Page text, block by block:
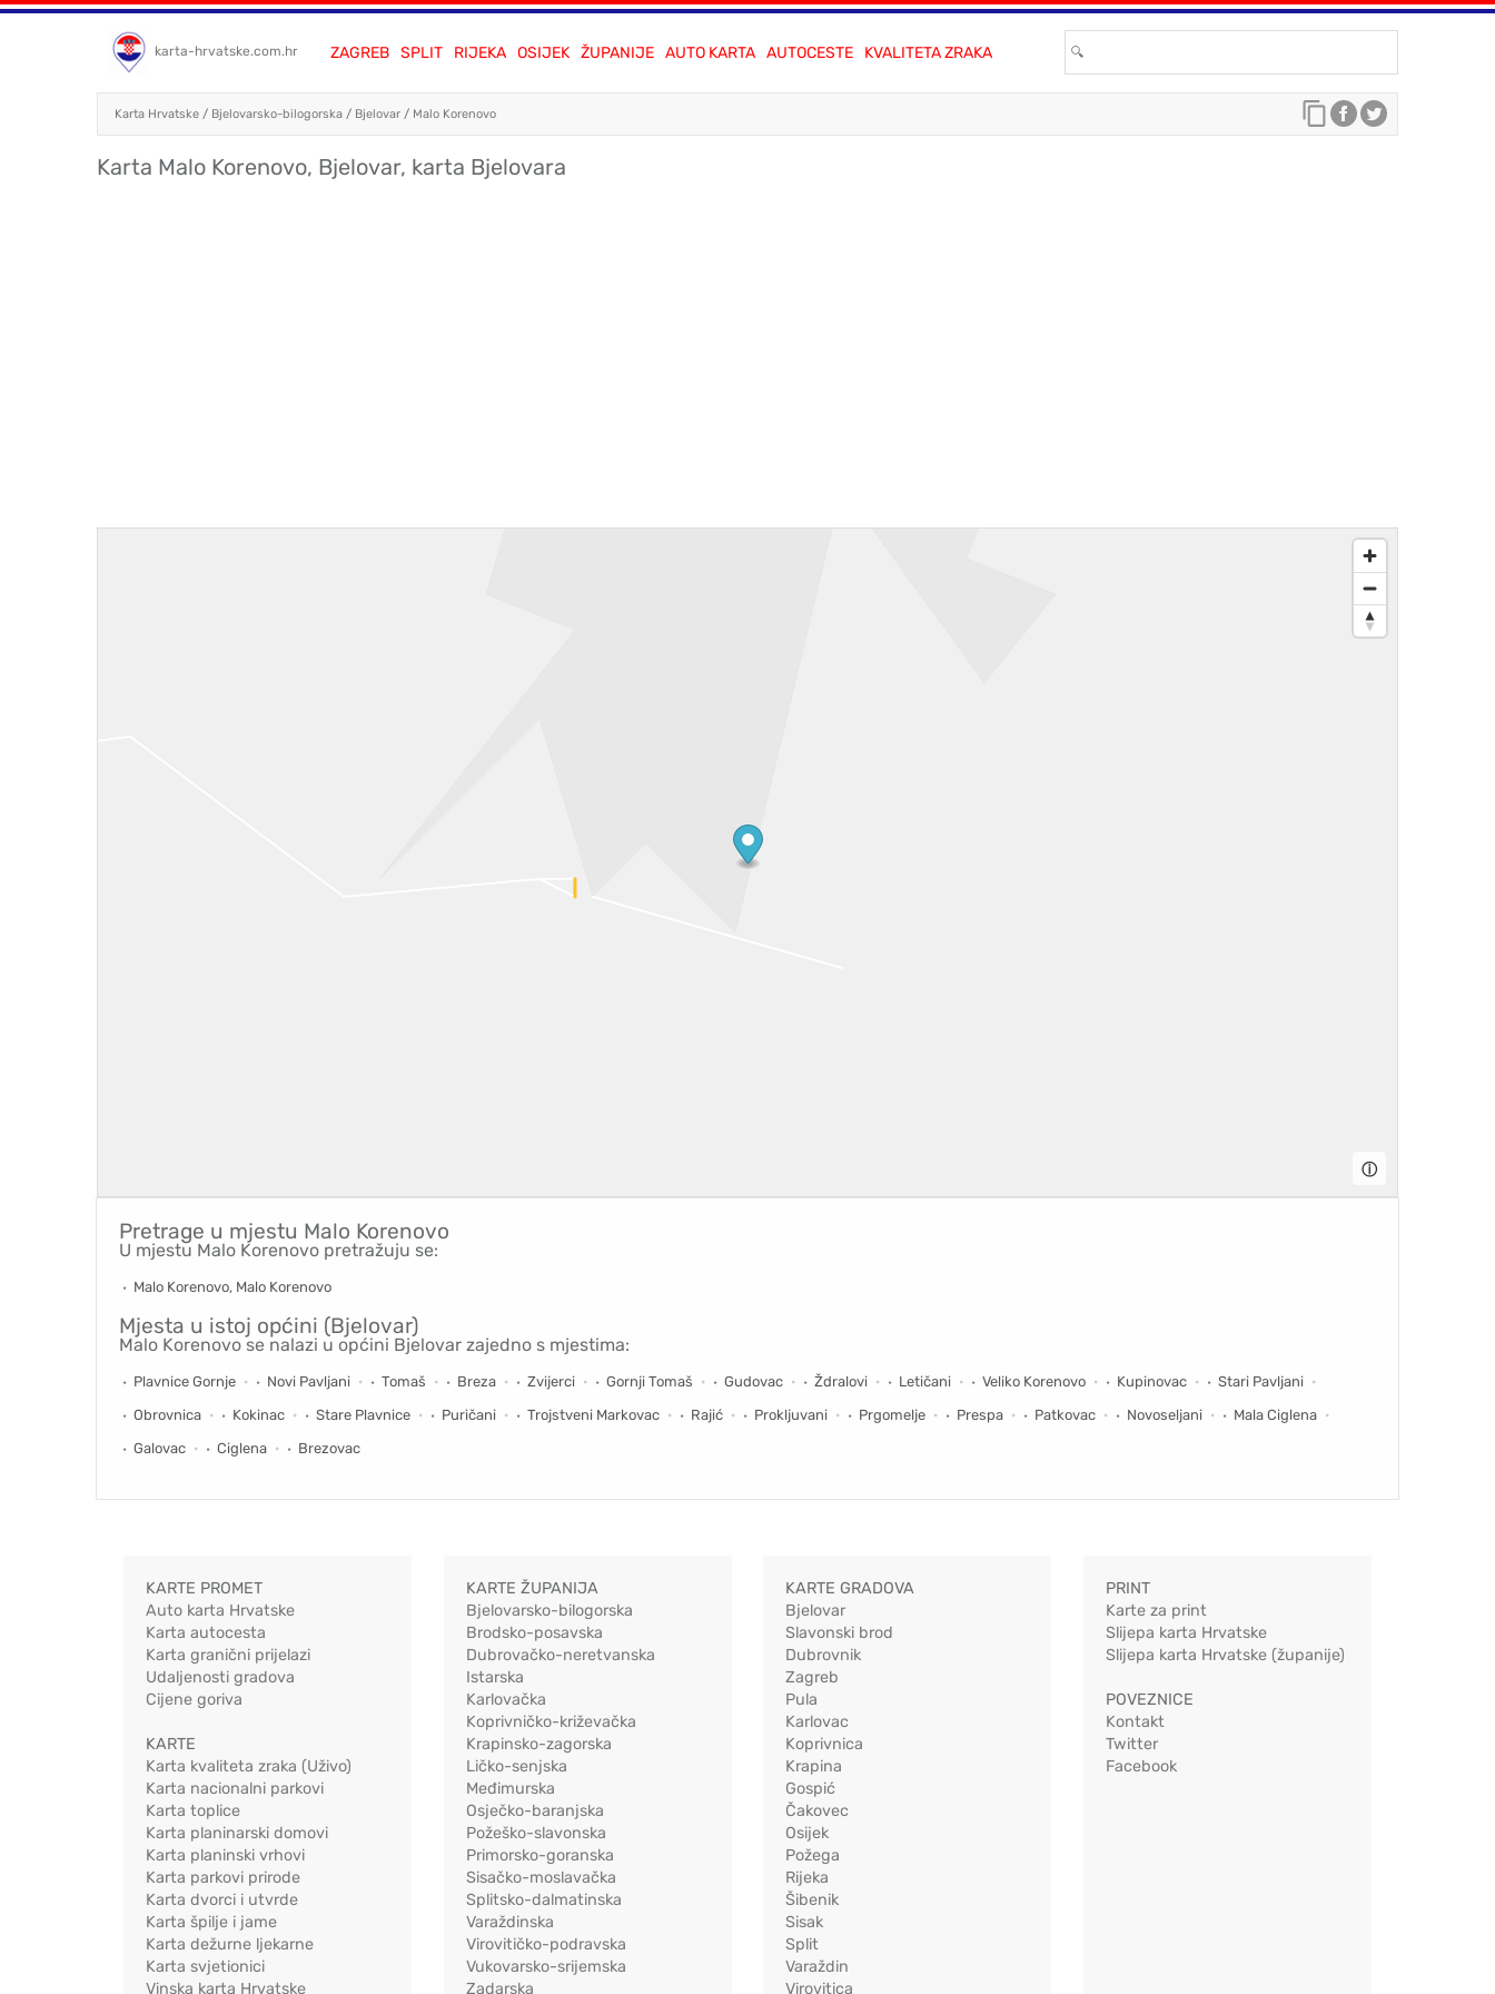
karta-hrvatske.com.hr ZAGREB SPLIT RIJEKA OSIJEK ŽUPANIJE AUTO KARTA AUTOCESTE KVALITETA ZRAKA
Karta Hrvatske / Bjelovarsko-bilogorska / Bjelovar / Malo Korenovo
Karta Malo Korenovo, Bjelovar, karta Bjelovara
ⓘ
Pretrage u mjestu Malo Korenovo
U mjestu Malo Korenovo pretražuju se:
Malo Korenovo, Malo Korenovo
Mjesta u istoj općini (Bjelovar)
Malo Korenovo se nalazi u općini Bjelovar zajedno s mjestima:
Plavnice Gornje Novi Pavljani Tomaš Breza Zvijerci Gornji Tomaš Gudovac Ždralovi Letičani Veliko Korenovo Kupinovac
Stari Pavljani
Obrovnica
Kokinac Stare Plavnice Puričani Trojstveni Markovac Rajić Prokljuvani Prgomelje Prespa Patkovac Novoseljani
Mala Ciglena
Galovac
Ciglena Brezovac
KARTE PROMET
Auto karta Hrvatske
Karta autocesta
Karta granični prijelazi
Udaljenosti gradova
Cijene goriva
KARTE
Karta kvaliteta zraka (Uživo)
Karta nacionalni parkovi
Karta toplice
Karta planinarski domovi
Karta planinski vrhovi
Karta parkovi prirode
Karta dvorci i utvrde
Karta špilje i jame
Karta dežurne ljekarne
Karta svjetionici
Vinska karta Hrvatske
KARTE ŽUPANIJA
Bjelovarsko-bilogorska
Brodsko-posavska
Dubrovačko-neretvanska
Istarska
Karlovačka
Koprivničko-križevačka
Krapinsko-zagorska
Ličko-senjska
Međimurska
Osječko-baranjska
Požeško-slavonska
Primorsko-goranska
Sisačko-moslavačka
Splitsko-dalmatinska
Varaždinska
Virovitičko-podravska
Vukovarsko-srijemska
Zadarska
KARTE GRADOVA
Bjelovar
Slavonski brod
Dubrovnik
Zagreb
Pula
Karlovac
Koprivnica
Krapina
Gospić
Čakovec
Osijek
Požega
Rijeka
Šibenik
Sisak
Split
Varaždin
Virovitica
PRINT
Karte za print
Slijepa karta Hrvatske
Slijepa karta Hrvatske (županije)
POVEZNICE
Kontakt
Twitter
Facebook